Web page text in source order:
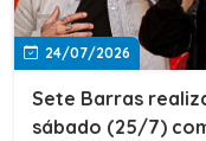
24/07/2026
Sete Barras
sábado (25/7)